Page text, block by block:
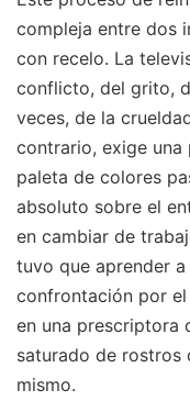
compleja entre dos
con recelo. La
conflicto, del grito,
veces, de la
contrario, exige una
paleta de colores
absoluto sobre el
en cambiar de
tuvo que aprender
confrontación por
en una prescriptora
saturado de rostros
mismo.